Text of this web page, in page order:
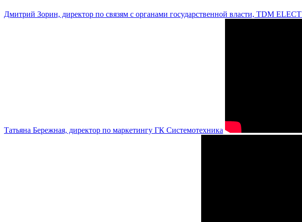
Дмитрий Зорин, директор по связям с органами государственной власти, TDM
Татьяна Бережная, директор по маркетингу ГК Системотехника